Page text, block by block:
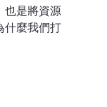
也是將資源
什麼我們打